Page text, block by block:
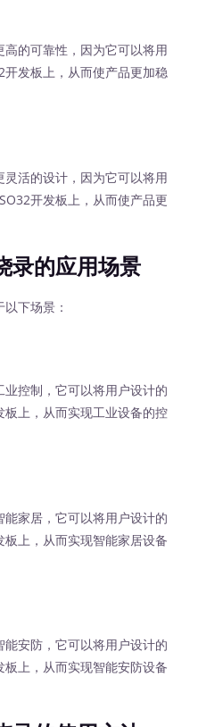
的可靠性，因为它可以将用
开发板上，从而使产品更加稳
活的设计，因为它可以将用
开发板上，从而使产品更
录的应用场景
下场景：
控制，它可以将用户设计的
板上，从而实现工业设备的控
家居，它可以将用户设计的
上，从而实现智能家居设备
安防，它可以将用户设计的
上，从而实现智能安防设备